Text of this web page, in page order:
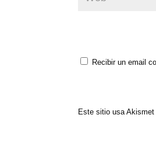
Recibir un email
Este sitio usa